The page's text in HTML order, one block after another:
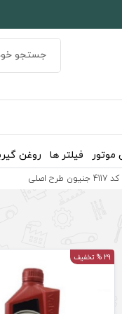
موتور فیلتر ها روغن
اصلی
29 % تخفیف